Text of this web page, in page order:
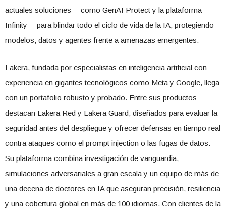
actuales soluciones —como GenAI Protect y la plataforma
Infinity— para blindar todo el ciclo de vida de la IA, protegiendo
modelos, datos y agentes frente a amenazas emergentes.
Lakera, fundada por especialistas en inteligencia artificial con
experiencia en gigantes tecnológicos como Meta y Google, llega
con un portafolio robusto y probado. Entre sus productos
destacan Lakera Red y Lakera Guard, diseñados para evaluar la
seguridad antes del despliegue y ofrecer defensas en tiempo real
contra ataques como el prompt injection o las fugas de datos.
Su plataforma combina investigación de vanguardia,
simulaciones adversariales a gran escala y un equipo de más de
una decena de doctores en IA que aseguran precisión, resiliencia
y una cobertura global en más de 100 idiomas. Con clientes de la